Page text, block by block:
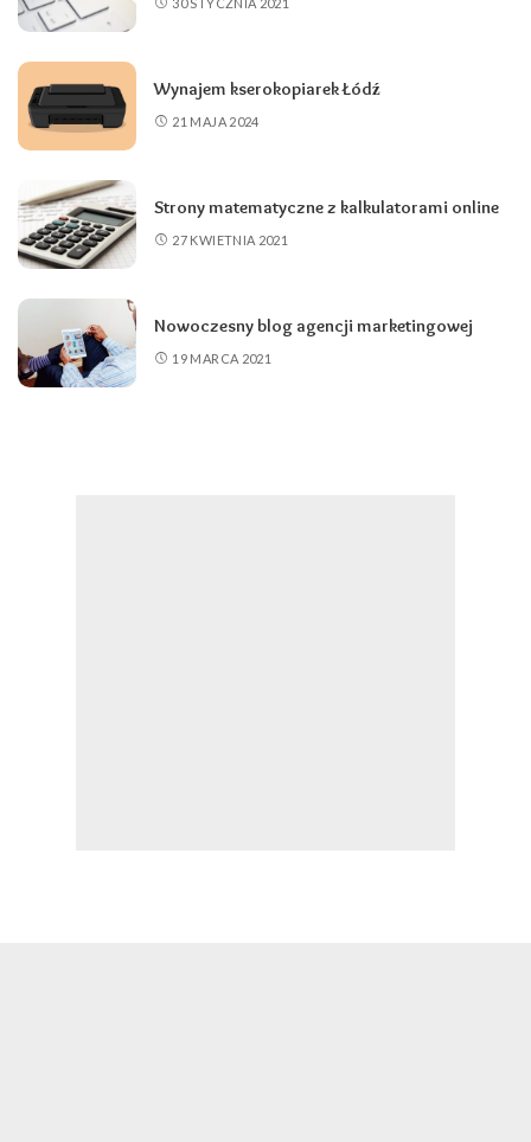
Wynajem kserokopiarek Łódź
21 MAJA 2024
Strony matematyczne z kalkulatorami online
27 KWIETNIA 2021
Nowoczesny blog agencji marketingowej
19 MARCA 2021